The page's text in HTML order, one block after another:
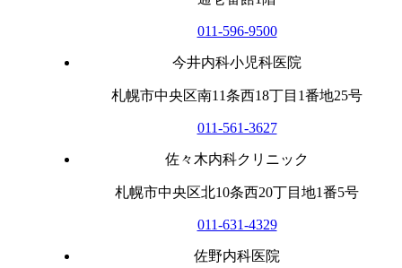
011-596-9500
今井内科小児科医院
札幌市中央区南11条西18丁目1番地25号
011-561-3627
佐々木内科クリニック
札幌市中央区北10条西20丁目地1番5号
011-631-4329
佐野内科医院